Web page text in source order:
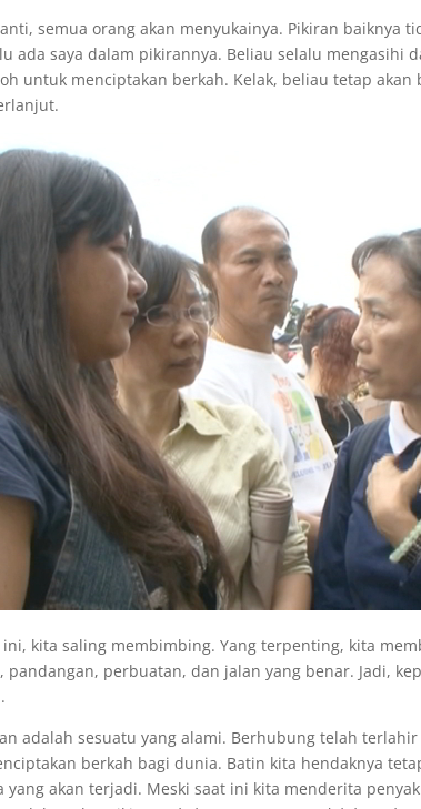
semua orang akan menyukainya. Pikiran baiknya
ada saya dalam pikirannya. Beliau selalu mengasihi
untuk menciptakan berkah. Kelak, beliau tetap
kita saling membimbing. Yang terpenting, kita
pandangan, perbuatan, dan jalan yang benar. Jadi,
adalah sesuatu yang alami. Berhubung telah
berkah bagi dunia. Batin kita hendaknya
yang akan terjadi. Meski saat ini kita menderita